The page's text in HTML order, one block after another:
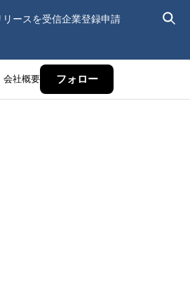
リースを受信企業登録申請
会社概要 フォロー